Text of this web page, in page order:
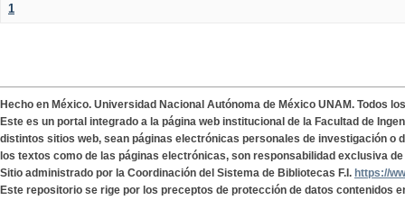
1
Hecho en México. Universidad Nacional Autónoma de México UNAM. Todos
Este es un portal integrado a la página web institucional de la Facultad de
distintos sitios web, sean páginas electrónicas personales de investigación o
los textos como de las páginas electrónicas, son responsabilidad exclusiva
Sitio administrado por la Coordinación del Sistema de Bibliotecas F.I. https://
Este repositorio se rige por los preceptos de protección de datos contenidos